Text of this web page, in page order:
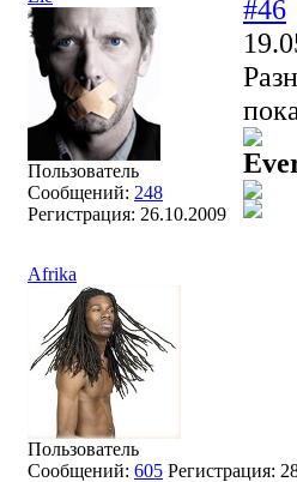
Пользователь
Сообщений: 248
Регистрация: 26.10.2009
#46
Afrika
Пользователь
Сообщений: 605 Регистрация: